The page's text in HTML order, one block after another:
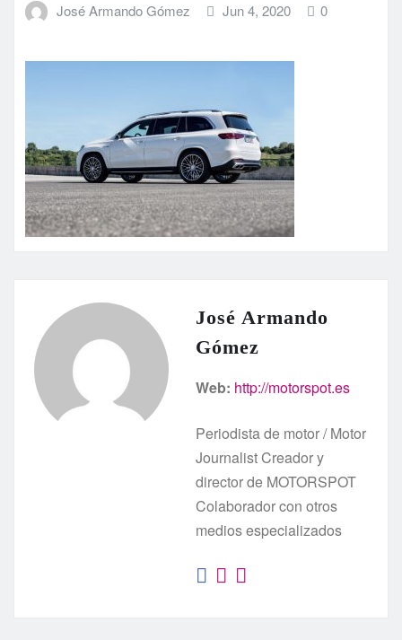
José Armando Gómez Jun 4, 2020 0
José Armando
Gómez
Web: http://motorspot.es
Periodista de motor / Motor
Journalist Creador y
director de MOTORSPOT
Colaborador con otros
medios especializados